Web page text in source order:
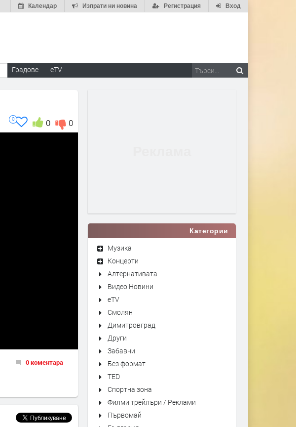
Вход
Регистрация
Изпрати ни новина
Календар
Градове eTV
0
0
0
0 коментара
Категории
Музика
Концерти
Алтернативата
Видео Новини
eTV
Смолян
Димитровград
Други
Забавни
Без формат
TED
Спортна зона
Филми трейлъри / Реклами
Първомай